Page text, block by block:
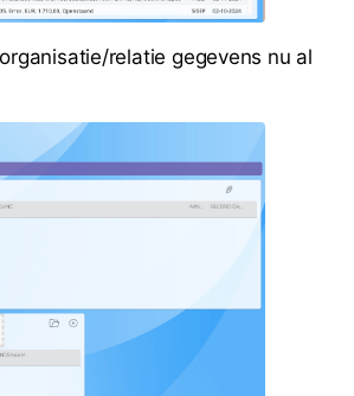
relatie gegevens nu al